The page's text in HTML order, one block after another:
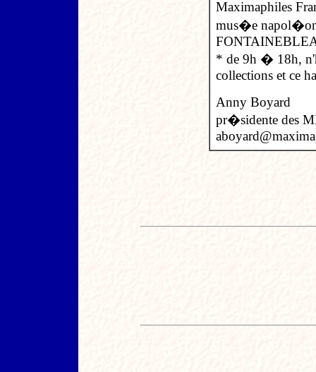
Maximaphiles
mus�e
* de 9h � 18h,
collections et ce
Anny Boyard
pr�sidente des